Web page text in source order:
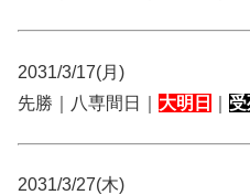
2031/3/17(月)
先勝｜八専間日｜ 大明日 受
2031/3/27(木)